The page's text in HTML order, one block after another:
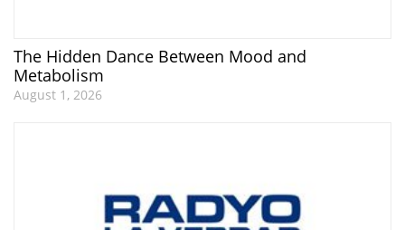
The Hidden Dance Between Mood and
Metabolism
August 1, 2026